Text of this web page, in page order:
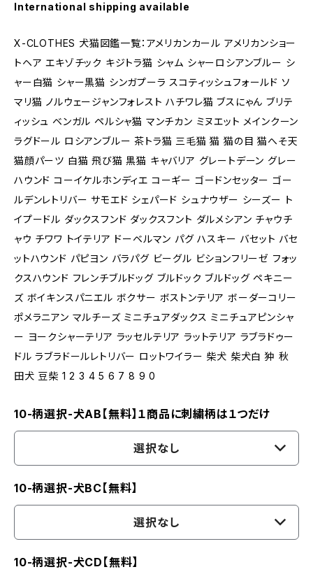
International shipping available
X-CLOTHES 犬猫図鑑一覧：アメリカンカール アメリカンショー
トヘア エキゾチック キジトラ猫 シャム シャーロシアンブルー シ
ャー白猫 シャー黒猫 シンガプーラ スコティッシュフォールド ソ
マリ猫 ノルウェージャンフォレスト ハチワレ猫 ブスにゃん ブリテ
ィッシュ ベンガル ペルシャ猫 マンチカン ミヌエット メインクーン
ラグドール ロシアンブルー 茶トラ猫 三毛猫 猫 猫の目 猫へそ天
猫顔パーツ 白猫 飛び猫 黒猫 キャバリア グレートデーン グレー
ハウンド コーイケルホンディエ コーギー ゴードンセッター ゴー
ルデンレトリバー サモエド シェパード シュナウザー シーズー ト
イプードル ダックスフンド ダックスフント ダルメシアン チャウチ
ャウ チワワ トイテリア ドーベルマン パグ ハスキー バセット バセ
ットハウンド パピヨン バラパグ ビーグル ビションフリーゼ フォッ
クスハウンド フレンチブルドッグ ブルドック ブルドッグ ペキニー
ズ ボイキンスパニエル ボクサー ボストンテリア ボーダーコリー
ポメラニアン マルチーズ ミニチュアダックス ミニチュアピンシャ
ー ヨークシャーテリア ラッセルテリア ラットテリア ラブラドゥー
ドル ラブラドールレトリバー ロットワイラー 柴犬 柴犬白 狆 秋
田犬 豆柴 1 2 3 4 5 6 7 8 9 0
10-柄選択-犬AB【無料】１商品に刺繍柄は１つだけ
選択なし
10-柄選択-犬BC【無料】
選択なし
10-柄選択-犬CD【無料】